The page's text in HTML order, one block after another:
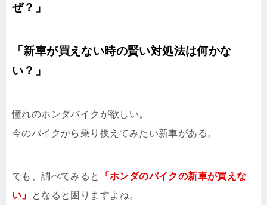
ぜ？」
「新車が買えない時の賢い対処法は何かな
い？」
憧れのホンダバイクが欲しい。
今のバイクから乗り換えてみたい新車がある。
でも、調べてみると
「ホンダのバイクの新車が買えな
い」
となると困りますよね。